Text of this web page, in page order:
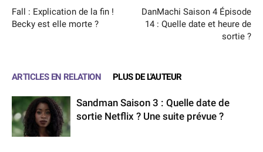
Fall : Explication de la fin !
Becky est elle morte ?
DanMachi Saison 4 Épisode
14 : Quelle date et heure de
sortie ?
ARTICLES EN RELATION PLUS DE L'AUTEUR
Sandman Saison 3 : Quelle date de
sortie Netflix ? Une suite prévue ?